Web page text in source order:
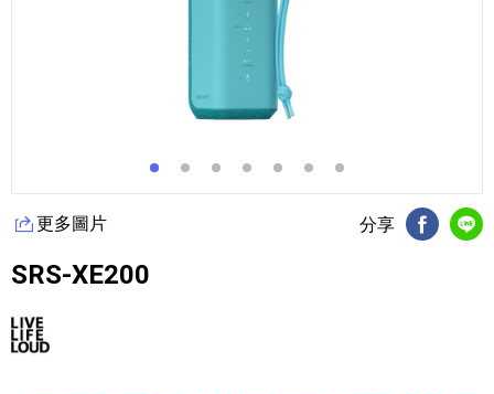
更多圖片 分享
FB分享
SRS-XE200